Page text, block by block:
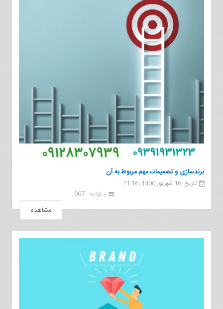
برندسازی و تصمیمات مهم مربوط به آن
تاریخ :16 شهریور 1400, 11:16
بـازدید : 967
مشاهده